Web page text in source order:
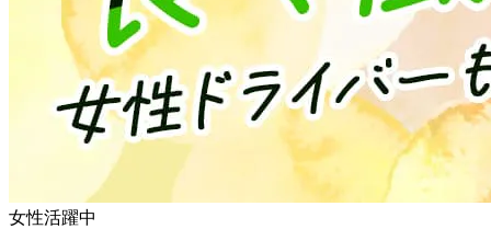
女性活躍中